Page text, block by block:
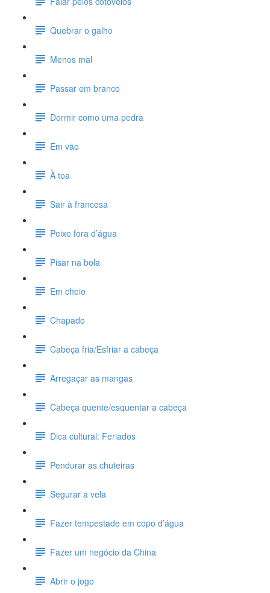
Quebrar o galho
Menos mal
Passar em branco
Dormir como uma pedra
Em vão
À toa
Sair à francesa
Peixe fora d’água
Pisar na bola
Em cheio
Chapado
Cabeça fria/Esfriar a cabeça
Arregaçar as mangas
Cabeça quente/esquentar a cabeça
Dica cultural: Feriados
Pendurar as chuteiras
Segurar a vela
Fazer tempestade em copo d’água
Fazer um negócio da China
Abrir o jogo